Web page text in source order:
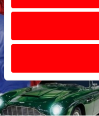
preferências e limitando
Usamos cookies para
bem como para
Adicionalmente
de publicidade e de
terceiros.